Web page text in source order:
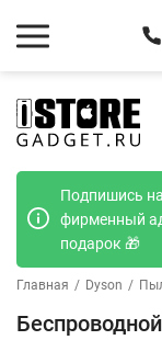
Подпишись
фирменный
подарок 🎁
Главная / Dyson /